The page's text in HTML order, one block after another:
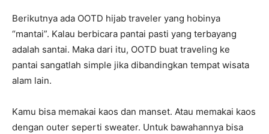
Berikutnya ada OOTD hijab traveler yang hobinya
“mantai”. Kalau berbicara pantai pasti yang terbayang
adalah santai. Maka dari itu, OOTD buat traveling ke
pantai sangatlah simple jika dibandingkan tempat wisata
alam lain.
Kamu bisa memakai kaos dan manset. Atau memakai kaos
dengan outer seperti sweater. Untuk bawahannya bisa